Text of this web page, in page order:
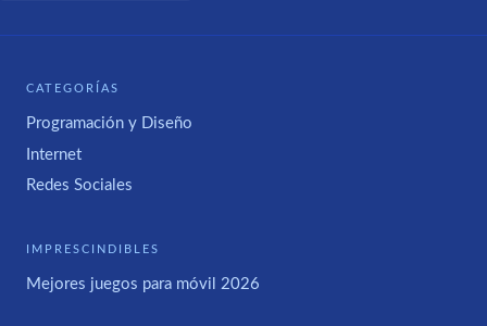
CATEGORÍAS
Programación y Diseño
Internet
Redes Sociales
IMPRESCINDIBLES
Mejores juegos para móvil 2026